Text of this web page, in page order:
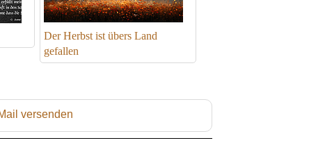
Der Herbst ist übers Land
gefallen
versenden